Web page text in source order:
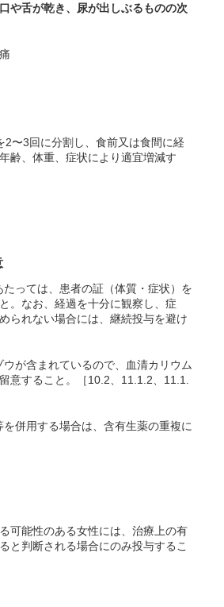
や舌が乾き、尿が出しぶるものの次
2〜3回に分割し、食前又は食間に経
齢、体重、症状により適宜増減す
っては、患者の証（体質・症状）を
。なお、経過を十分に観察し、症
られない場合には、継続投与を避け
が含まれているので、血清カリウム
意すること。［10.2、11.1.2、11.1.
併用する場合は、含有生薬の重複に
可能性のある女性には、治療上の有
と判断される場合にのみ投与するこ